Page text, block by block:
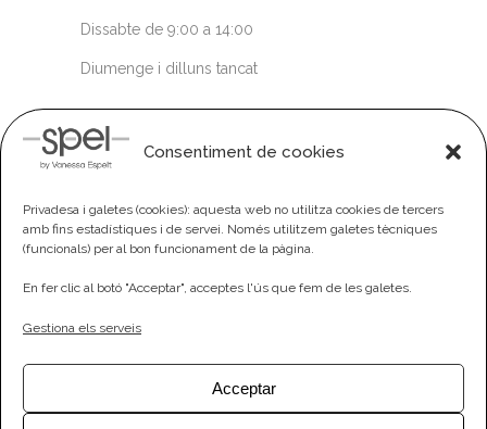
Consentiment de cookies
Privadesa i galetes (cookies): aquesta web no utilitza cookies de tercers
amb fins estadístiques i de servei. Només utilitzem galetes tècniques
(funcionals) per al bon funcionament de la pàgina.
En fer clic al botó "Acceptar", acceptes l'ús que fem de les galetes.
Gestiona els serveis
Acceptar
Dissabte de 9:00 a 14:00
Diumenge i dilluns tancat
Com quedem?
spel@spelperruquers.com